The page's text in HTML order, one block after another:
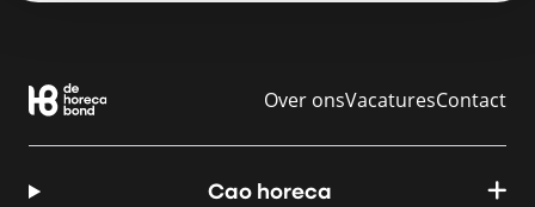
Over onsVacaturesContact
Cao horeca